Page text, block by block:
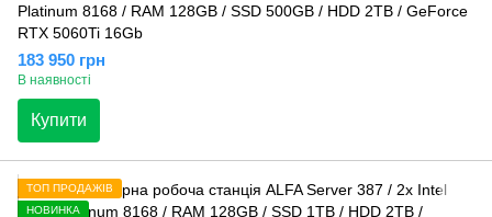
Platinum 8168 / RAM 128GB / SSD 500GB / HDD 2TB / GeForce
RTX 5060Ti 16Gb
183 950 грн
В наявності
Купити
ТОП ПРОДАЖІВ
НОВИНКА